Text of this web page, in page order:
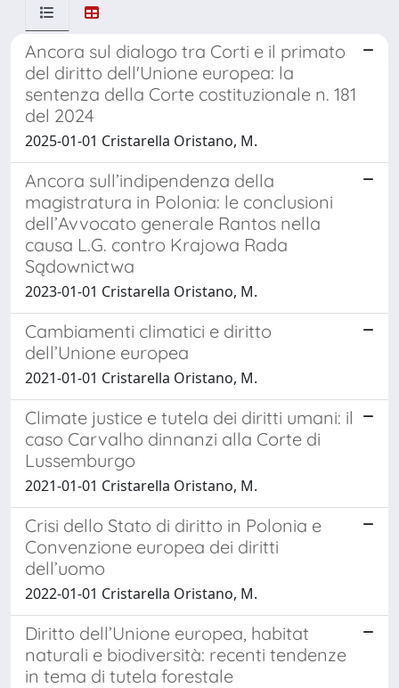
Ancora sul dialogo tra Corti e il primato
del diritto dell'Unione europea: la
sentenza della Corte costituzionale n. 181
del 2024
2025-01-01 Cristarella Oristano, M.
Ancora sull’indipendenza della
magistratura in Polonia: le conclusioni
dell’Avvocato generale Rantos nella
causa L.G. contro Krajowa Rada
Sądownictwa
2023-01-01 Cristarella Oristano, M.
Cambiamenti climatici e diritto
dell’Unione europea
2021-01-01 Cristarella Oristano, M.
Climate justice e tutela dei diritti umani: il
caso Carvalho dinnanzi alla Corte di
Lussemburgo
2021-01-01 Cristarella Oristano, M.
Crisi dello Stato di diritto in Polonia e
Convenzione europea dei diritti
dell’uomo
2022-01-01 Cristarella Oristano, M.
Diritto dell’Unione europea, habitat
naturali e biodiversità: recenti tendenze
in tema di tutela forestale